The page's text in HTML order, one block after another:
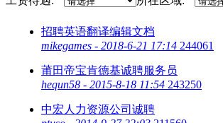
招聘英语翻译编辑文档
mikegames - 2018-6-21 17:14 244061
莆田帝宝肯德基诚聘服务员
hequn58 - 2015-8-18 11:54 243250
中宏人力资源公司诚聘